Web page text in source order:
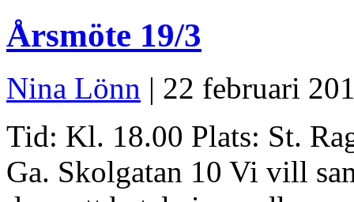
Årsmöte 19/3
Nina Lönn | 22 februari
Tid: Kl. 18.00 Plats: St.
Ga. Skolgatan 10 Vi vill